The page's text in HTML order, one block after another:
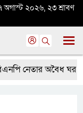
অগাস্ট ২০২৬, ২৩ শ্রাবণ
নেতার অবৈধ ঘর